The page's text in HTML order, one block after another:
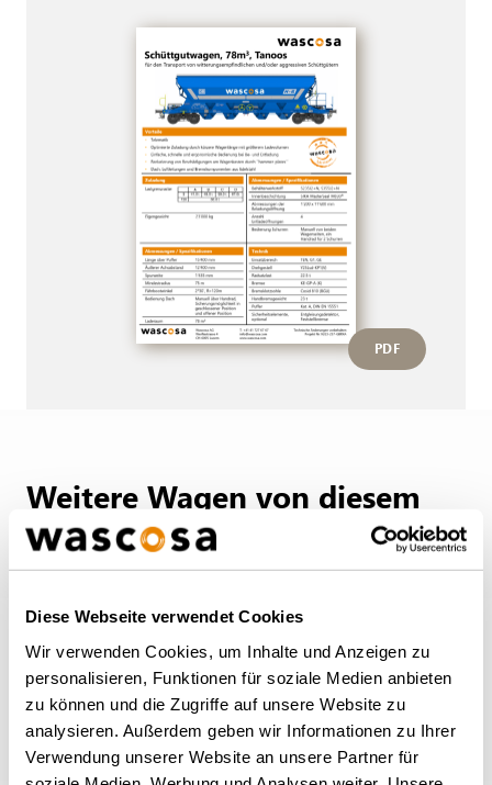
Diese Webseite verwendet Cookies
Wir verwenden Cookies, um Inhalte und Anzeigen zu
personalisieren, Funktionen für soziale Medien anbieten
zu können und die Zugriffe auf unsere Website zu
analysieren. Außerdem geben wir Informationen zu Ihrer
Verwendung unserer Website an unsere Partner für
PDF
Weitere Wagen von diesem
Typ